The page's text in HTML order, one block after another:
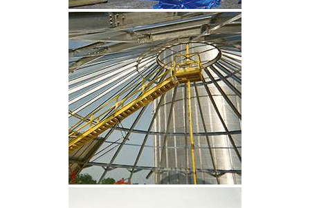
CLIQUEZ POUR AGRANDIR
CLIQUEZ POUR AGRANDIR